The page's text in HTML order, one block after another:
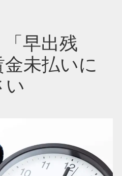
早出残
未払いに
い